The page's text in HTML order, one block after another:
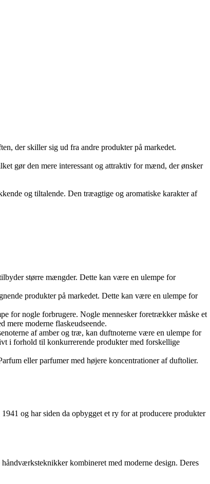
der skiller sig ud fra andre produkter på markedet.
gør den mere interessant og attraktiv for mænd, der ønsker
og tiltalende. Den træagtige og aromatiske karakter af
større mængder. Dette kan være en ulempe for
produkter på markedet. Dette kan være en ulempe for
for nogle forbrugere. Nogle mennesker foretrækker måske et
moderne flaskeudseende.
af amber og træ, kan duftnoterne være en ulempe for
i forhold til konkurrerende produkter med forskellige
eller parfumer med højere koncentrationer af duftolier.
og har siden da opbygget et ry for at producere produkter
kombineret med moderne design. Deres